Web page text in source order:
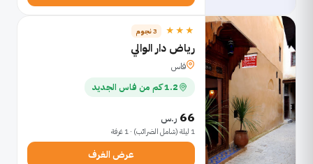
★★★ 3 نجوم
رياض دار الوالي
فاس
1.2 كم من فاس الجديد
66 ر.س
1 ليلة (شامل الضرائب) · 1 غرفة
عرض الغرف